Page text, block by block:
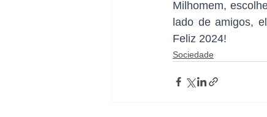
Milhomem,
lado de amigos,
Feliz 2024!
Sociedade